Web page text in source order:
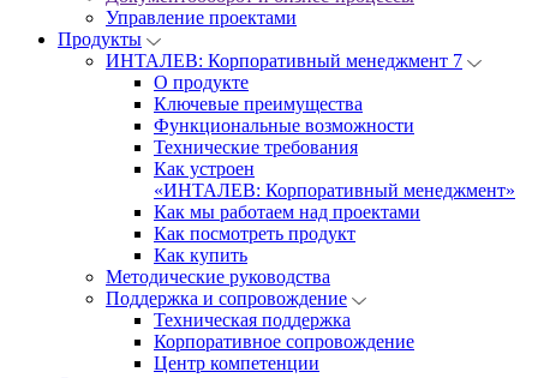
Управление проектами
Продукты
ИНТАЛЕВ: Корпоративный менеджмент 7
О продукте
Ключевые преимущества
Функциональные возможности
Технические требования
Как устроен
«ИНТАЛЕВ: Корпоративный менеджмент»
Как мы работаем над проектами
Как посмотреть продукт
Как купить
Методические руководства
Поддержка и сопровождение
Техническая поддержка
Корпоративное сопровождение
Центр компетенции